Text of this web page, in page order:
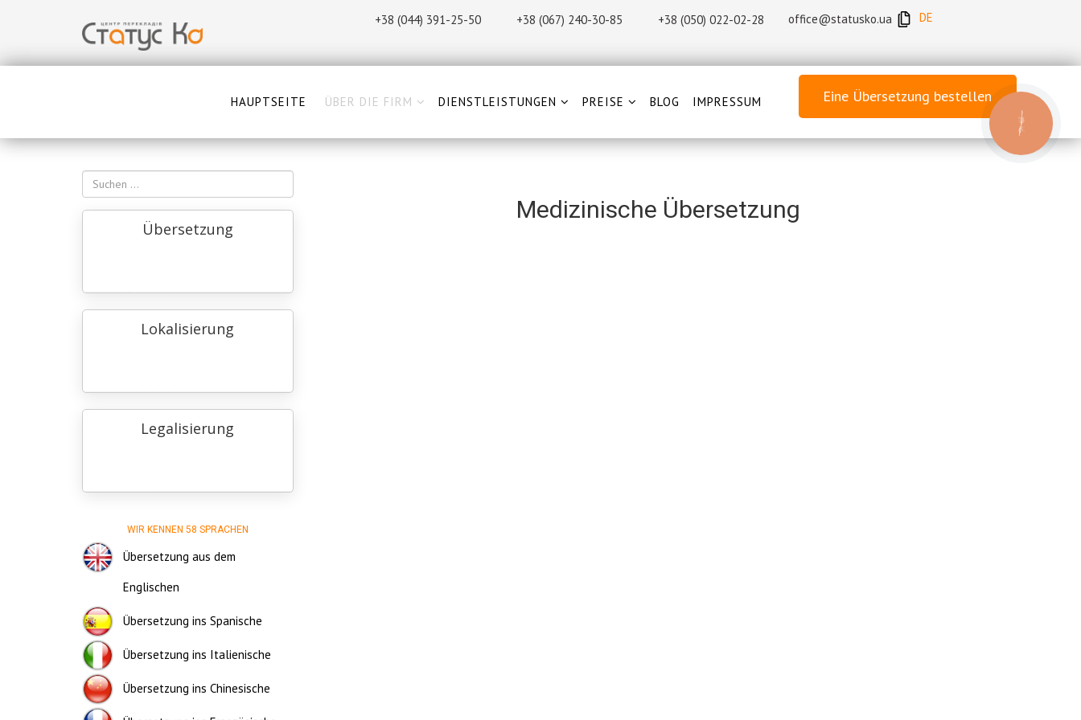
+38 (044) 391-25-50 +38 (067) 240-30-85 +38 (050) 022-02-28 office@statusko.ua DE
HAUPTSEITE ÜBER DIE FIRM DIENSTLEISTUNGEN PREISE BLOG IMPRESSUM Eine Übersetzung bestellen
Übersetzung
Lokalisierung
Legalisierung
WIR KENNEN 58 SPRACHEN
Übersetzung aus dem
Englischen
Übersetzung ins Spanische
Übersetzung ins Italienische
Übersetzung ins Chinesische
Medizinische Übersetzung
КНОПКА
ЗВ'ЯЗКУ